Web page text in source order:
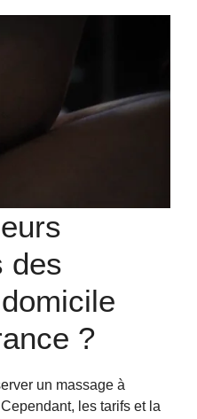
des
?
un massage à
les tarifs et la